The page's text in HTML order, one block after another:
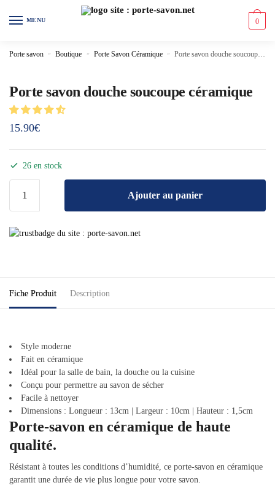
MENU 0
Porte savon » Boutique » Porte Savon Céramique » Porte savon douche soucoupe céramique
Porte savon douche soucoupe céramique
15.90€
26 en stock
Ajouter au panier
Fiche Produit Description
Style moderne
Fait en céramique
Idéal pour la salle de bain, la douche ou la cuisine
Conçu pour permettre au savon de sécher
Facile à nettoyer
Dimensions : Longueur : 13cm | Largeur : 10cm | Hauteur : 1,5cm
Porte-savon en céramique de haute
qualité.
Résistant à toutes les conditions d’humidité, ce porte-savon en céramique
garantit une durée de vie plus longue pour votre savon.